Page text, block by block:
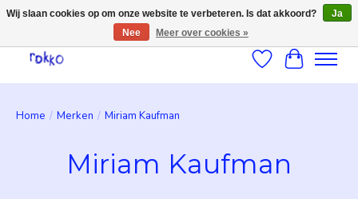
Verlanglijst
Home / Merken / Miriam Kaufman
Miriam Kaufman
Wij slaan cookies op om onze website te verbeteren. Is dat akkoord?
Ja
Nee
Meer over cookies »